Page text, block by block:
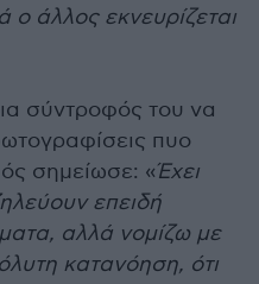
ο άλλος εκνευρίζεται
σύντροφός του να
πυο
σημείωσε: «Έχει
επειδή
αλλά νομίζω με
κατανόηση, ότι